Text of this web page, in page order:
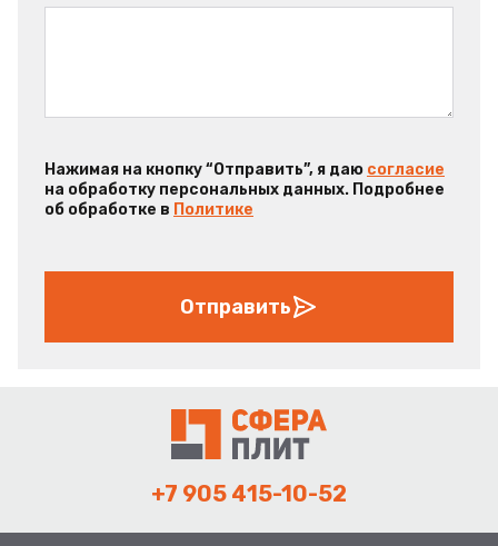
Нажимая на кнопку “Отправить”, я даю согласие
на обработку персональных данных. Подробнее
об обработке в Политике
Отправить
+7 905 415-10-52